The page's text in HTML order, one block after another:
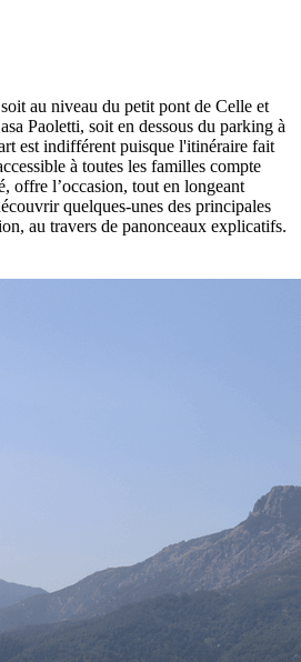
au niveau du petit pont de Celle et
Paoletti, soit en dessous du parking à
est indifférent puisque l'itinéraire fait
à toutes les familles compte
offre l’occasion, tout en longeant
quelques-unes des principales
au travers de panonceaux explicatifs.